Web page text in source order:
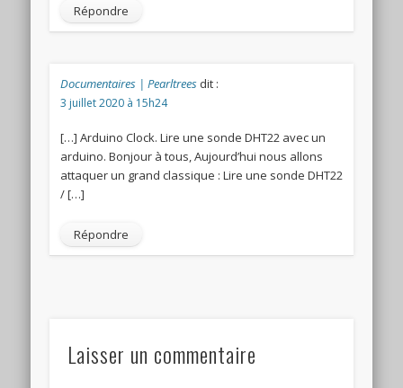
Répondre
Documentaires | Pearltrees dit :
3 juillet 2020 à 15h24
[…] Arduino Clock. Lire une sonde DHT22 avec un
arduino. Bonjour à tous, Aujourd’hui nous allons
attaquer un grand classique : Lire une sonde DHT22
/ […]
Répondre
Laisser un commentaire